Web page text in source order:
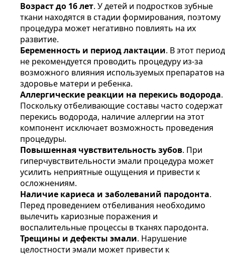
Возраст до 16 лет. У детей и подростков зубные
ткани находятся в стадии формирования, поэтому
процедура может негативно повлиять на их
развитие.
Беременность и период лактации. В этот период
не рекомендуется проводить процедуру из-за
возможного влияния используемых препаратов на
здоровье матери и ребенка.
Аллергические реакции на перекись водорода.
Поскольку отбеливающие составы часто содержат
перекись водорода, наличие аллергии на этот
компонент исключает возможность проведения
процедуры.
Повышенная чувствительность зубов. При
гиперчувствительности эмали процедура может
усилить неприятные ощущения и привести к
осложнениям.
Наличие кариеса и заболеваний пародонта.
Перед проведением отбеливания необходимо
вылечить кариозные поражения и
воспалительные процессы в тканях пародонта.
Трещины и дефекты эмали. Нарушение
целостности эмали может привести к